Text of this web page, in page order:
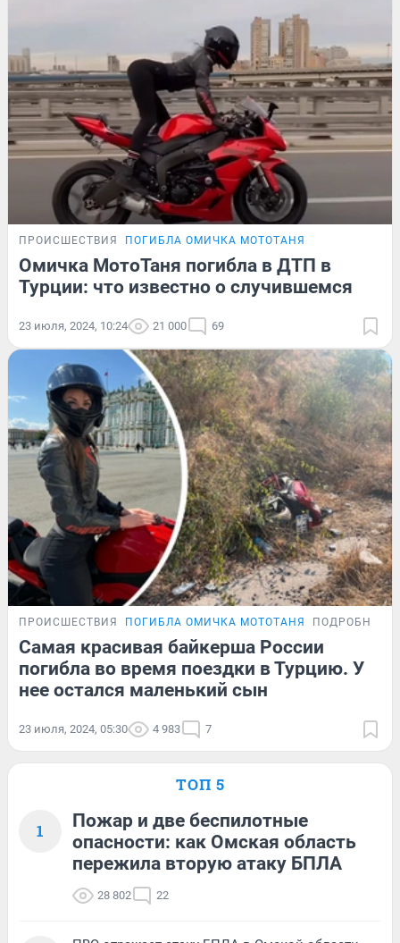
ПРОИСШЕСТВИЯ ПОГИБЛА ОМИЧКА МОТОТАНЯ
Омичка МотоТаня погибла в ДТП в
Турции: что известно о случившемся
23 июля, 2024, 10:24 21 000 69
ПРОИСШЕСТВИЯ ПОГИБЛА ОМИЧКА МОТОТАНЯ
Самая красивая байкерша России
погибла во время поездки в Турцию. У
нее остался маленький сын
23 июля, 2024, 05:30 4 983 7
ТОП 5
1
Пожар и две беспилотные
опасности: как Омская область
пережила вторую атаку БПЛА
28 802 22